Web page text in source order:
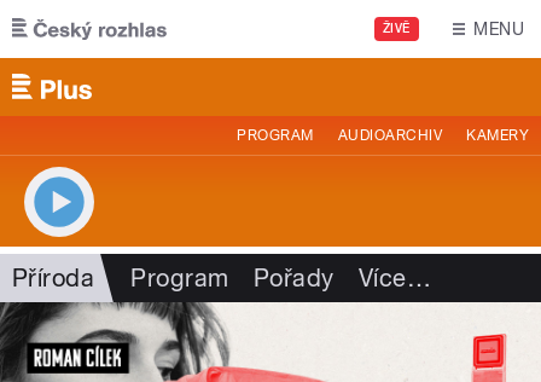
Přejít k hlavnímu obsahu
ŽIVĚ MENU
PROGRAM AUDIOARCHIV KAMERY
Příroda Program Pořady Více…